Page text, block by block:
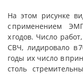
На этом рисунке
с применением
х годов. Число
СВЧ, лидировало в
годы их число в
столь